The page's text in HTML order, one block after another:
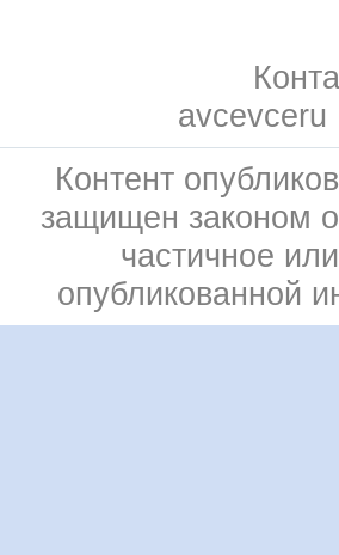
avcevceru
Контент
защищен законом
частичное
опубликованной